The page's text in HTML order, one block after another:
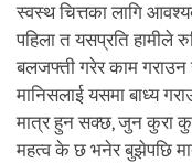
स्वस्थ चित्तका लागि
पहिला त यसप्रति हामीले
बलजफ्ती गरेर काम
मानिसलाई यसमा बाध्य
मात्र हुन सक्छ, जुन कुरा
महत्व के छ भनेर बुझेपछि